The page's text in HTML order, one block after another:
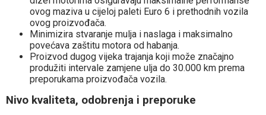
ovog maziva u cijeloj paleti Euro 6 i prethodnih vozila
ovog proizvođača.
Minimizira stvaranje mulja i naslaga i maksimalno
povećava zaštitu motora od habanja.
Proizvod dugog vijeka trajanja koji može značajno
produžiti intervale zamjene ulja do 30.000 km prema
preporukama proizvođača vozila.
Nivo kvaliteta, odobrenja i preporuke